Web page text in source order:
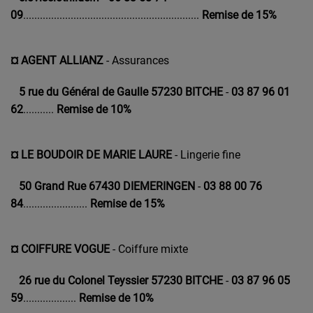
09............................................................... Remise de 15%
¤ AGENT ALLIANZ - Assurances
5 rue du Général de Gaulle 57230 BITCHE- 03 87 96 01
62........... Remise de 10%
¤ LE BOUDOIR DE MARIE LAURE- Lingerie fine
50 Grand Rue 67430 DIEMERINGEN - 03 88 00 76
84....................... Remise de 15%
¤ COIFFURE VOGUE- Coiffure mixte
26 rue du Colonel Teyssier 57230 BITCHE- 03 87 96 05
59................... Remise de 10%